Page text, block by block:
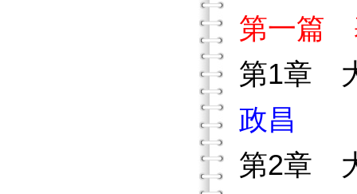
第一篇
第1章
政昌
第2章